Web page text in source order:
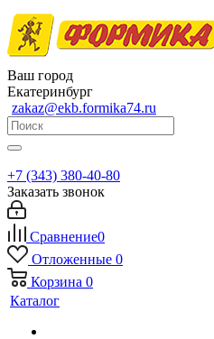
Ваш город
Екатеринбург
zakaz@ekb.formika74.ru
+7 (343) 380-40-80
Заказать звонок
Сравнение0
Отложенные 0
Корзина 0
Каталог